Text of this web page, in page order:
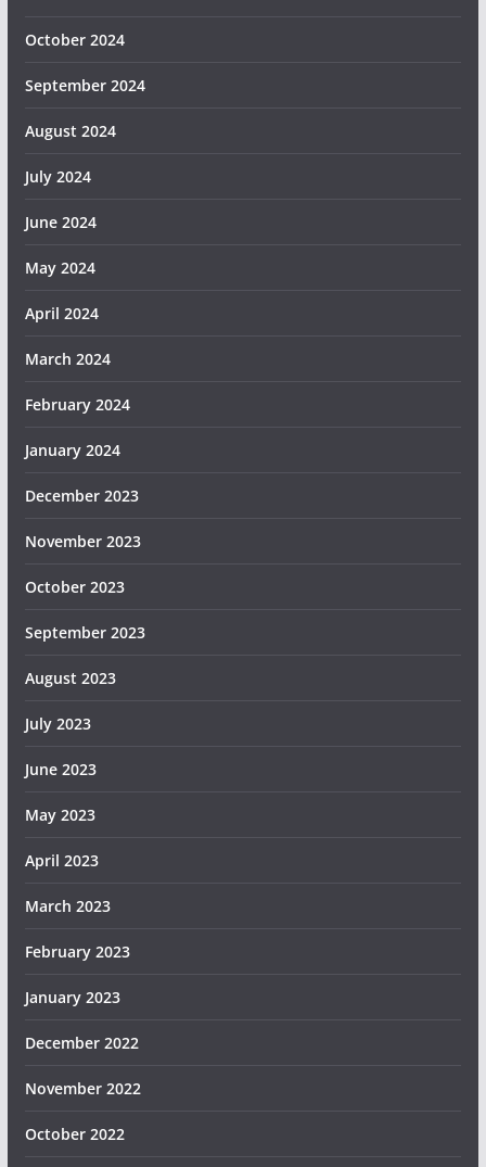
October 2024
September 2024
August 2024
July 2024
June 2024
May 2024
April 2024
March 2024
February 2024
January 2024
December 2023
November 2023
October 2023
September 2023
August 2023
July 2023
June 2023
May 2023
April 2023
March 2023
February 2023
January 2023
December 2022
November 2022
October 2022